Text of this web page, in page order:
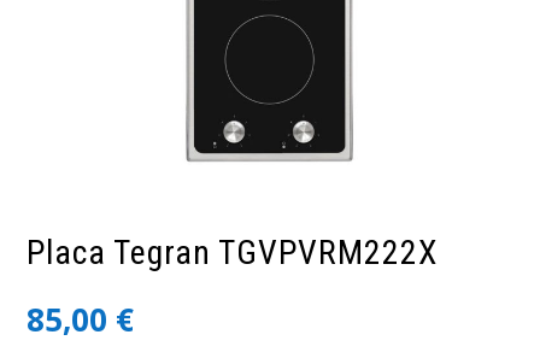
Placa Tegran TGVPVRM222X
85,00 €